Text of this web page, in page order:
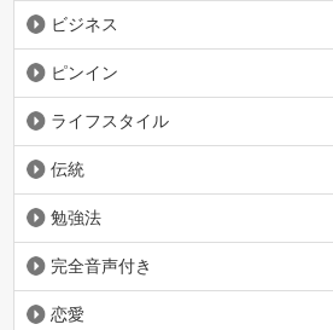
ビジネス
ピンイン
ライフスタイル
伝統
勉強法
完全音声付き
恋愛